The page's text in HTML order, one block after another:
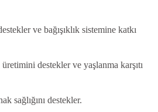
ve bağışıklık sistemine katkı
destekler ve yaşlanma karşıtı
sağlığını destekler.